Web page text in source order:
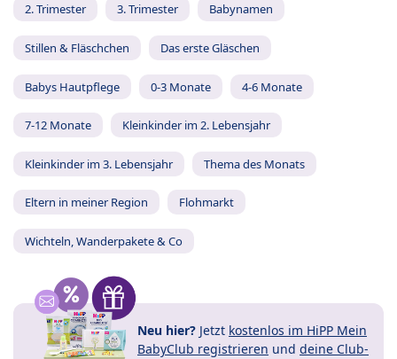
2. Trimester 3. Trimester Babynamen
Stillen & Fläschchen Das erste Gläschen
Babys Hautpflege 0-3 Monate 4-6 Monate
7-12 Monate Kleinkinder im 2. Lebensjahr
Kleinkinder im 3. Lebensjahr Thema des Monats
Eltern in meiner Region Flohmarkt
Wichteln, Wanderpakete & Co
Neu hier? Jetzt kostenlos im HiPP Mein
BabyClub registrieren und deine Club-